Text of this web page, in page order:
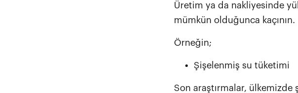
Üretim ya da nakliyesinde
mümkün olduğunca kaçının.
Örneğin;
Şişelenmiş su tüketimi
Son araştırmalar, ülkemizde